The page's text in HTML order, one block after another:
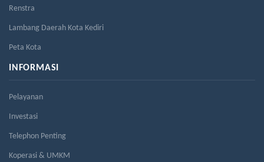
Renstra
Lambang Daerah Kota Kediri
Peta Kota
INFORMASI
Pelayanan
Investasi
Telephon Penting
Koperasi & UMKM